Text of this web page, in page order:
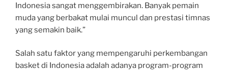
Indonesia sangat menggembirakan. Banyak pemain
muda yang berbakat mulai muncul dan prestasi timnas
yang semakin baik.”
Salah satu faktor yang mempengaruhi perkembangan
basket di Indonesia adalah adanya program-program